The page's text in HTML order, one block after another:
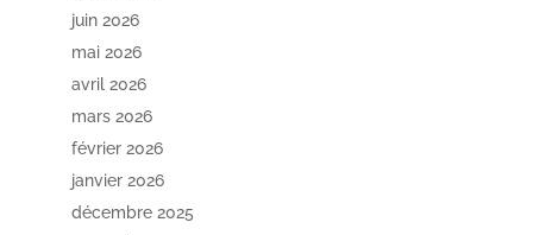
juin 2026
mai 2026
avril 2026
mars 2026
février 2026
janvier 2026
décembre 2025